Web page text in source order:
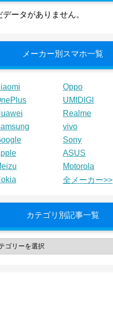
データがありません。
メーカー別スマホ一覧
Oppo
UMIDIGI
Realme
vivo
Sony
ASUS
Motorola
全メーカー>>
カテゴリ別記事一覧